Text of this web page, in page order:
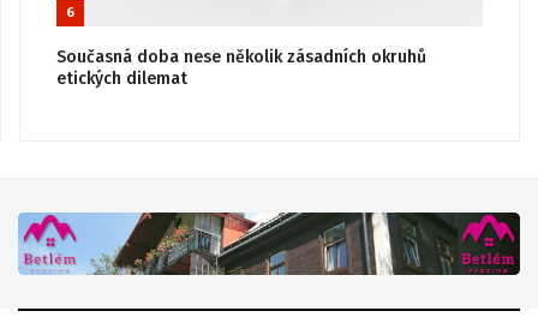
6
Současná doba nese několik zásadních okruhů
etických dilemat